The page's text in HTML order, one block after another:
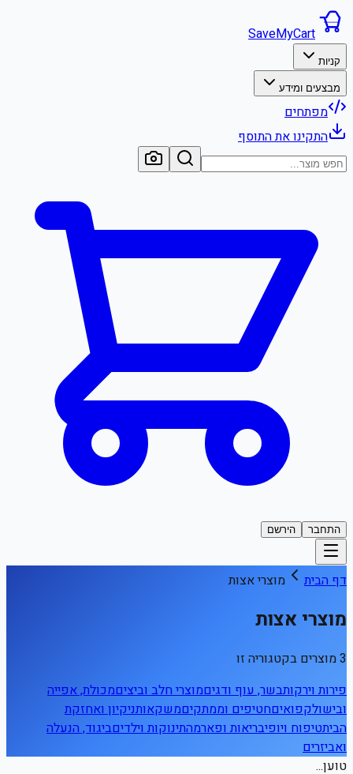
SaveMyCart
קניות
מבצעים ומידע
מפתחים
התקינו את התוסף
התחבר הירשם
דף הבית מוצרי אצות
מוצרי אצות
3 מוצרים בקטגוריה זו
פירות וירקותבשר, עוף ודגיםמוצרי חלב וביציםמכולת, אפייה
ובישולקפואיםחטיפים וממתקיםמשקאותניקיון ואחזקת
הביתטיפוח ויופיבריאות ופארמהתינוקות וילדיםביגוד, הנעלה
ואביזרים
טוען...